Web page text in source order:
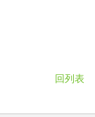
回列表